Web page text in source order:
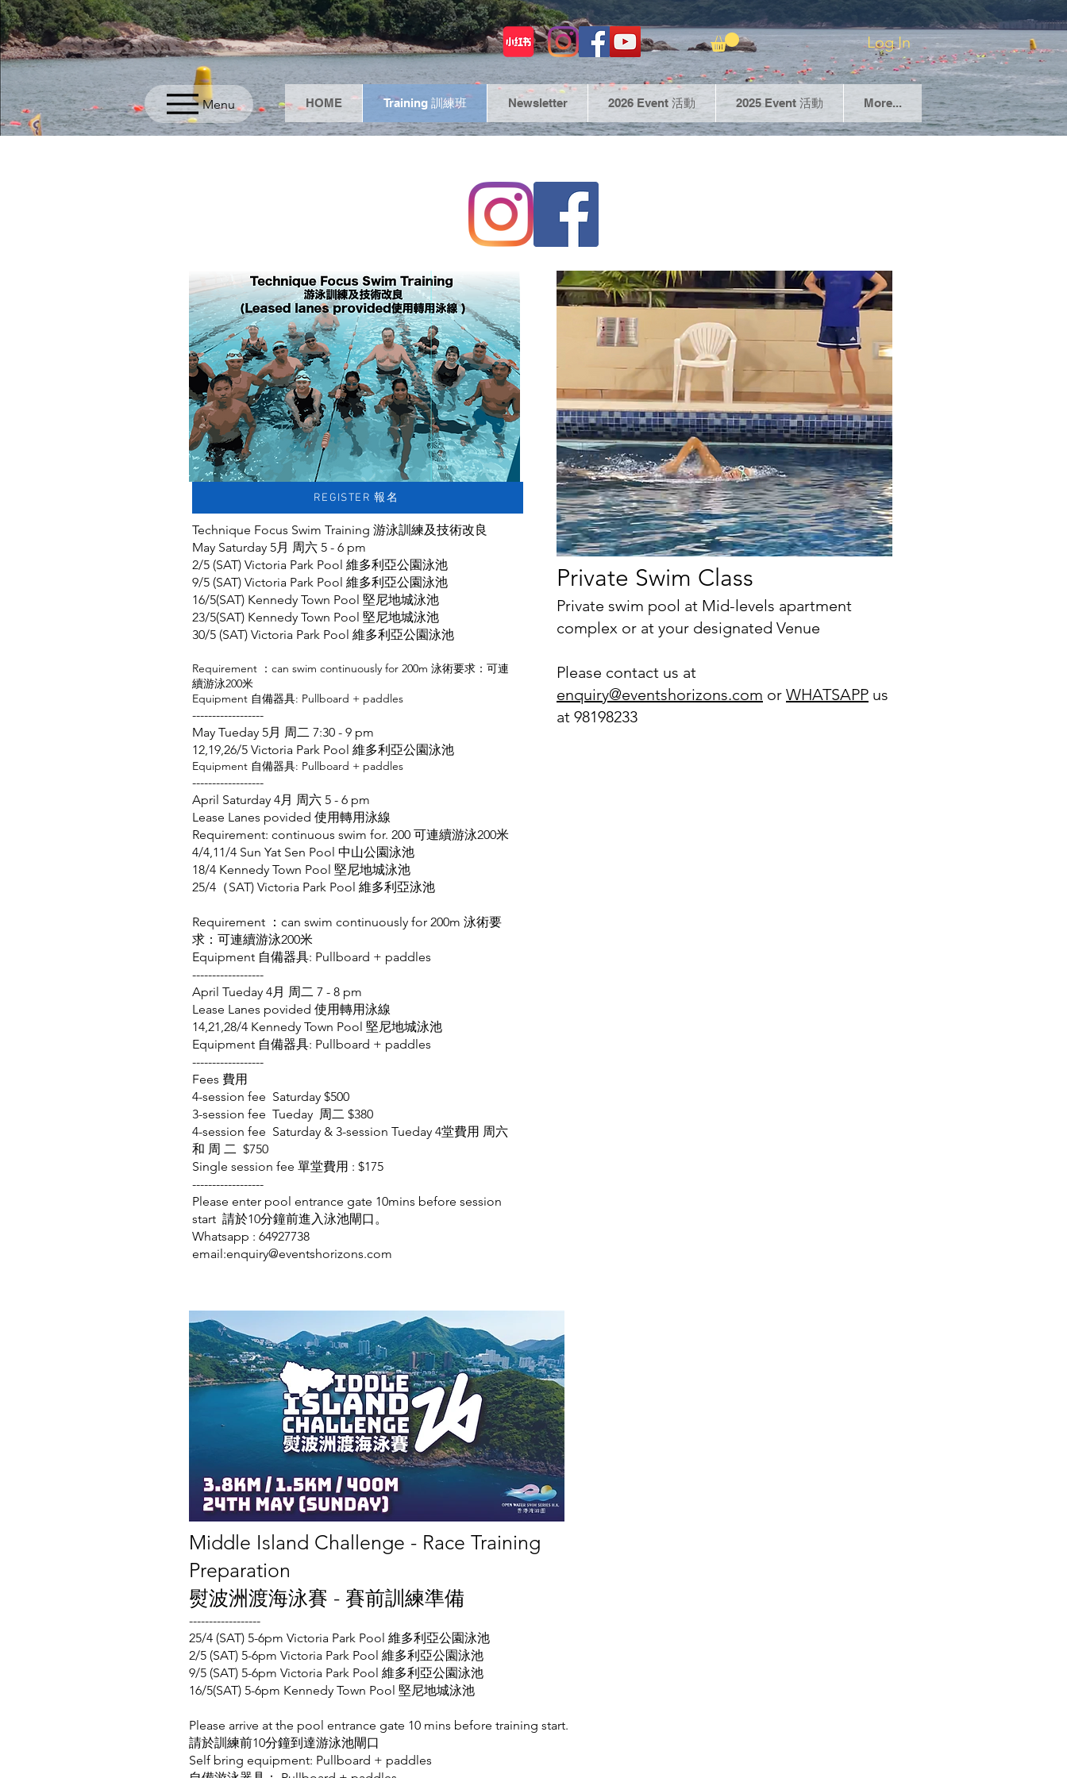
Log In
Menu HOME Training 訓練班 Newsletter 2026 Event 活動 2025 Event 活動 More...
REGISTER 報名
Technique Focus Swim Training 游泳訓練及技術改良
May Saturday 5月 周六 5 - 6 pm
2/5 (SAT) Victoria Park Pool 維多利亞公園泳池
9/5 (SAT) Victoria Park Pool 維多利亞公園泳池
16/5(SAT) Kennedy Town Pool 堅尼地城泳池
23/5(SAT) Kennedy Town Pool 堅尼地城泳池
30/5 (SAT) Victoria Park Pool 維多利亞公園泳池
Requirement ：can swim continuously for 200m 泳術要求：可連
續游泳200米
Equipment 自備器具: Pullboard + paddles
------------------
May Tueday 5月 周二 7:30 - 9 pm
12,19,26/5 Victoria Park Pool 維多利亞公園泳池
Equipment 自備器具: Pullboard + paddles
------------------
April Saturday 4月 周六 5 - 6 pm
Lease Lanes povided 使用轉用泳線
Requirement: continuous swim for. 200 可連續游泳200米
4/4,11/4 Sun Yat Sen Pool 中山公園泳池
18/4 Kennedy Town Pool 堅尼地城泳池
25/4（SAT) Victoria Park Pool 維多利亞泳池
Requirement ：can swim continuously for 200m 泳術要
求：可連續游泳200米
Equipment 自備器具: Pullboard + paddles
------------------
April Tueday 4月 周二 7 - 8 pm
Lease Lanes povided 使用轉用泳線
14,21,28/4 Kennedy Town Pool 堅尼地城泳池
Equipment 自備器具: Pullboard + paddles
------------------
Fees 費用
4-session fee Saturday $500
3-session fee Tueday 周二 $380
4-session fee Saturday & 3-session Tueday 4堂費用 周六
和 周 二 $750
Single session fee 單堂費用 : $175
------------------
Please enter pool entrance gate 10mins before session
start 請於10分鐘前進入泳池閘口。
Whatsapp : 64927738
email:enquiry@eventshorizons.com
Private Swim Class
Private swim pool at Mid-levels apartment
complex or at your designated Venue
Please contact us at
enquiry@eventshorizons.com or WHATSAPP us
at 98198233
Middle Island Challenge - Race Training
Preparation
熨波洲渡海泳賽 - 賽前訓練準備
------------------
25/4 (SAT) 5-6pm Victoria Park Pool 維多利亞公園泳池
2/5 (SAT) 5-6pm Victoria Park Pool 維多利亞公園泳池
9/5 (SAT) 5-6pm Victoria Park Pool 維多利亞公園泳池
16/5(SAT) 5-6pm Kennedy Town Pool 堅尼地城泳池
Please arrive at the pool entrance gate 10 mins before training start.
請於訓練前10分鐘到達游泳池閘口
Self bring equipment: Pullboard + paddles